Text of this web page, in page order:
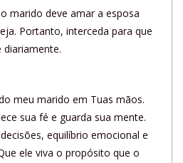
marido deve amar a esposa
Portanto, interceda para que
meu marido em Tuas mãos.
sua fé e guarda sua mente.
equilíbrio emocional e
ele viva o propósito que o